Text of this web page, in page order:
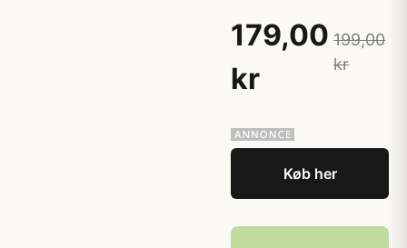
179,00
kr
199,00
kr
Køb her